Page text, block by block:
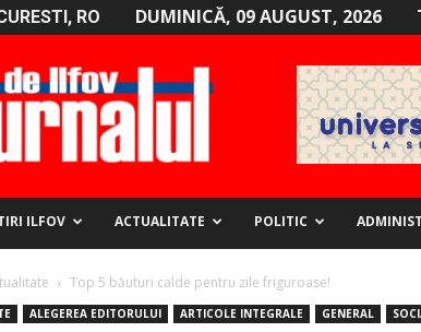
RO DUMINICĂ, 09 AUGUST, 2026
ILFOV ACTUALITATE POLITIC
Top 5 băuturi calde pentru zile friguroase!
ALEGEREA EDITORULUI ARTICOLE INTEGRALE GENERAL